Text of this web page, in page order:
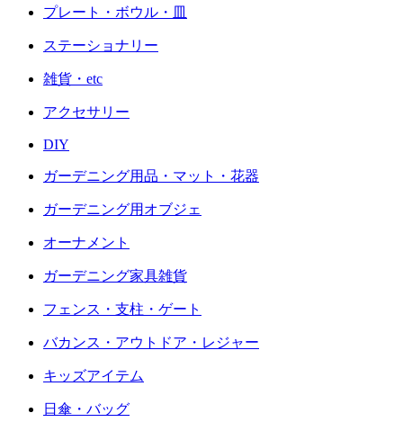
プレート・ボウル・皿
ステーショナリー
雑貨・etc
アクセサリー
DIY
ガーデニング用品・マット・花器
ガーデニング用オブジェ
オーナメント
ガーデニング家具雑貨
フェンス・支柱・ゲート
バカンス・アウトドア・レジャー
キッズアイテム
日傘・バッグ